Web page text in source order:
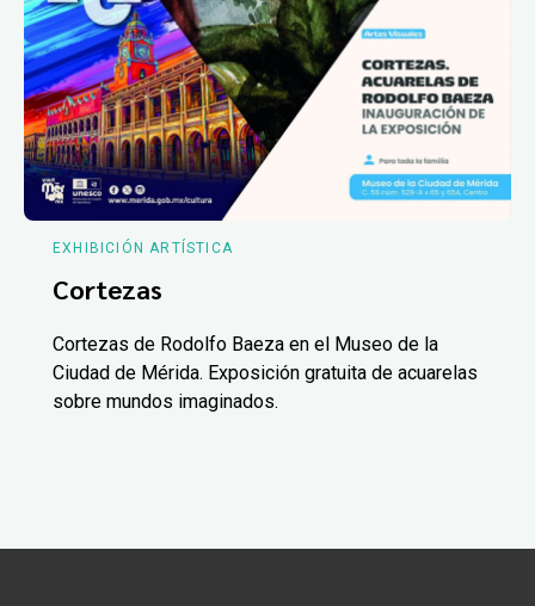
EXHIBICIÓN ARTÍSTICA
Cortezas
Cortezas de Rodolfo Baeza en el Museo de la
Ciudad de Mérida. Exposición gratuita de acuarelas
sobre mundos imaginados.